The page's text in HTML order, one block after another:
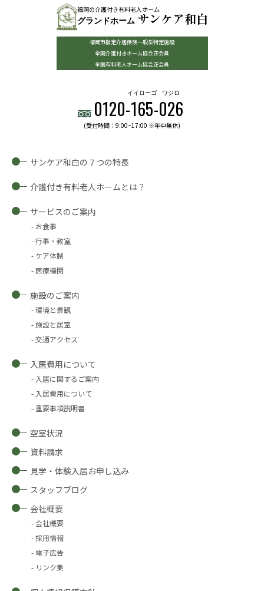
福岡の介護付き有料老人ホーム
グランドホーム サンケア和白
福岡市指定介護保険一般型特定施設
全国介護付きホーム協会正会員
全国有料老人ホーム協会正会員
0120-165
イイローゴ
-026
ワジロ
(受付時間：9:00~17:00 ※年中無休)
サンケア和白の７つの特長
介護付き有料老人ホームとは？
サービスのご案内
お食事
行事・教室
ケア体制
医療機関
施設のご案内
環境と景観
施設と居室
交通アクセス
入居費用について
入居に関するご案内
入居費用について
重要事項説明書
空室状況
資料請求
見学・体験入居お申し込み
スタッフブログ
会社概要
会社概要
採用情報
電子広告
リンク集